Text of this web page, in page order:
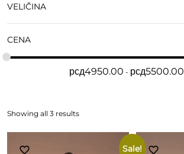
VELIČINA
CENA
рсд4950.00 рсд5500.00
Sale!
Showing all 3 results